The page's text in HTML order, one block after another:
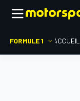
FORMULE 1 ACCUEIL